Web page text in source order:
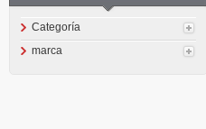
Categoría
marca